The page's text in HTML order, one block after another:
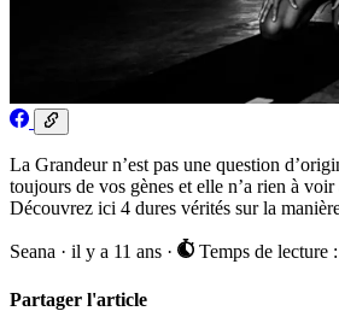
La Grandeur n’est pas une question
toujours de vos gènes et elle n’a rien à voir
Découvrez ici 4 dures vérités sur la
Seana · il y a 11 ans · Temps de lecture
Partager l'article